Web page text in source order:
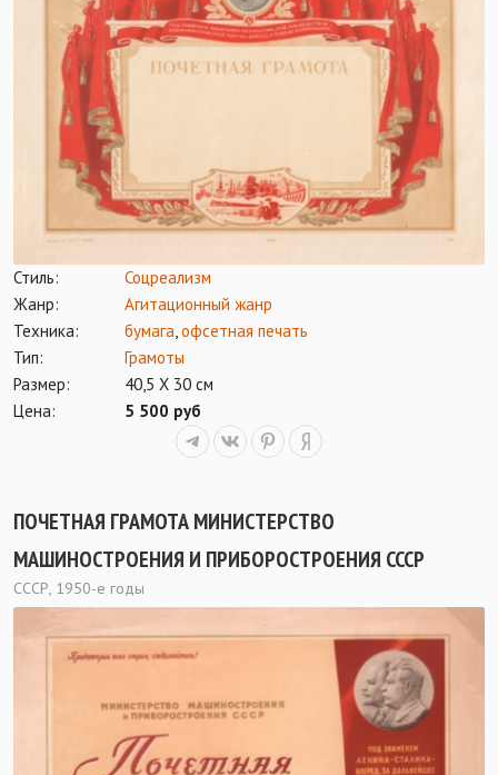
Стиль:
Соцреализм
Жанр:
Агитационный жанр
Техника:
бумага офсетная печать
Тип:
Грамоты
Размер:
40,5 Х 30 см
Цена:
5 500 руб
ПОЧЕТНАЯ ГРАМОТА МИНИСТЕРСТВО
МАШИНОСТРОЕНИЯ И ПРИБОРОСТРОЕНИЯ СССР
СССР, 1950-е годы